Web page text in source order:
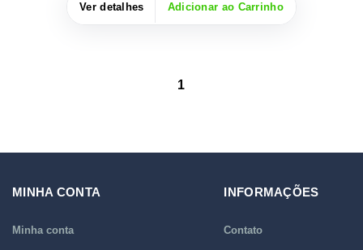
Ver detalhes Adicionar ao Carrinho
1
MINHA CONTA
Minha conta
INFORMAÇÕES
Contato